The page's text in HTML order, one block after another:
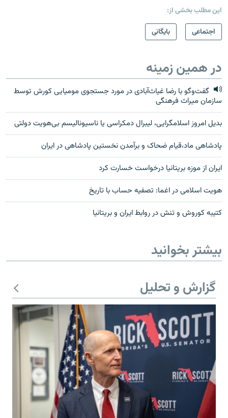
این مطلب بخشی از:
اجتماعی
بایگانی
در همین زمینه
گفت‌وگو با رضا غیاث‌آبادی در مورد جستجوی مومیایی کورش توسط
سازمان میراث فرهنگی
بدیل امروز اسلامگرایی، لیبرال دمکراسی یا ناسیونالیسم بی‌هویت دولتی
پادشاهی ماد،قيام ضحاک و برآمدن نخستين پادشاهی در ايران
ایران از موزه بریتانیا درخواست خسارت کرد
هویت اسلامی در اغما: تصفیه حساب با تاریخ
كتيبه كوروش و تنش در روابط ايران و بريتانيا
بیشتر بخوانید
گزارش و تحلیل